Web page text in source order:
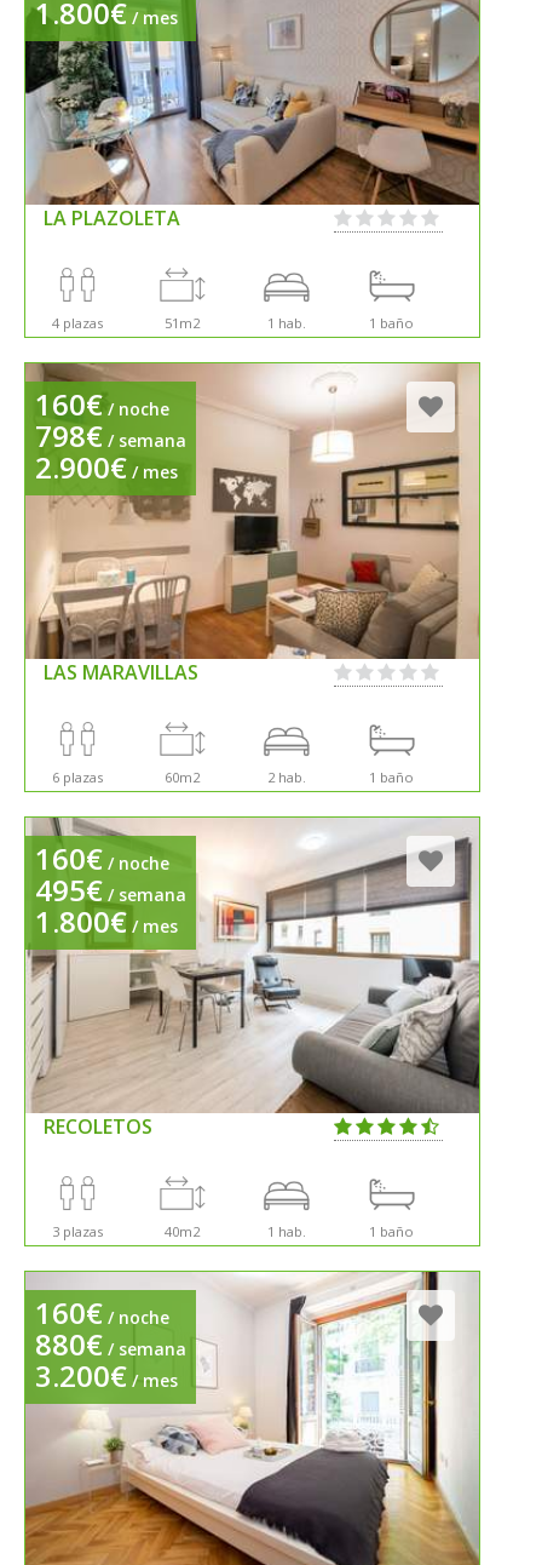
1.800€ / mes
LA PLAZOLETA
4 plazas 51m2 1 hab. 1 baño
160€ / noche
798€ / semana
2.900€ / mes
LAS MARAVILLAS
6 plazas 60m2 2 hab. 1 baño
160€ / noche
495€ / semana
1.800€ / mes
RECOLETOS
3 plazas 40m2 1 hab. 1 baño
160€ / noche
880€ / semana
3.200€ / mes